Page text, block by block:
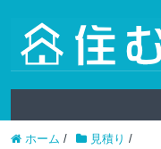
ホーム / 見積り /